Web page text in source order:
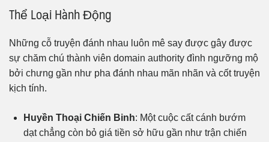
Thể Loại Hành Động
Những cỗ truyện đánh nhau luôn mê say được gây được
sự chăm chú thành viên domain authority đình ngưỡng mộ
bởi chưng gần như pha đánh nhau mãn nhãn và cốt truyện
kịch tính.
Huyền Thoại Chiến Binh: Một cuộc cất cánh bướm
dạt chẳng còn bỏ giá tiền sở hữu gần như trận chiến